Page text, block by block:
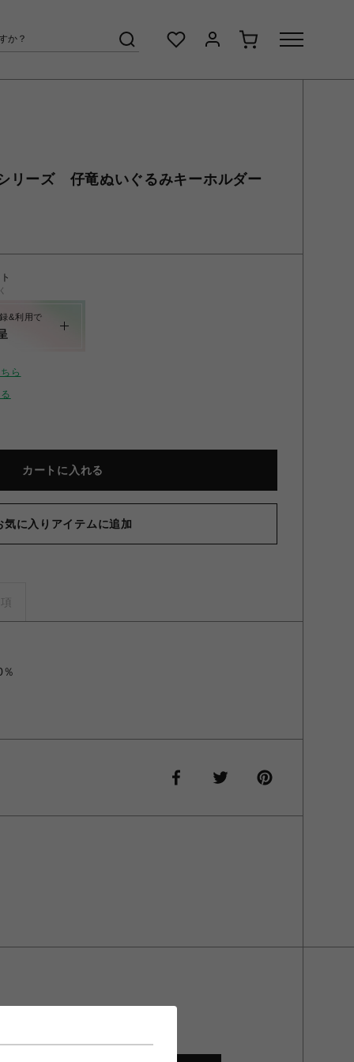
リーズ 仔竜ぬいぐるみキーホルダー
&利用で
ら
カートに入れる
気に入りアイテムに追加